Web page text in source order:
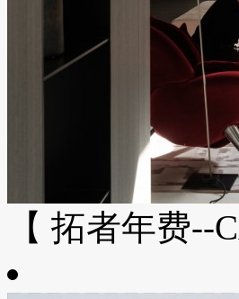
【 拓者年费--